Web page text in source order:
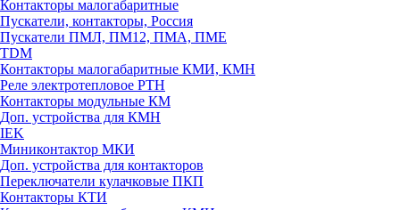
Контакторы малогабаритные
Пускатели, контакторы, Россия
Пускатели ПМЛ, ПМ12, ПМА, ПМЕ
TDM
Контакторы малогабаритные КМИ, КМН
Реле электротепловое РТН
Контакторы модульные КМ
Доп. устройства для КМН
IEK
Миниконтактор МКИ
Доп. устройства для контакторов
Переключатели кулачковые ПКП
Контакторы КТИ